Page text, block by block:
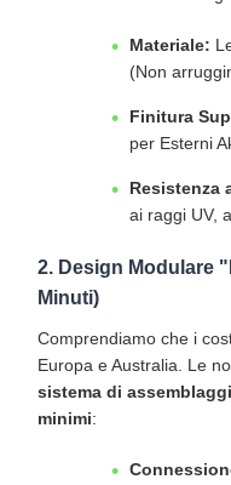
Materiale:
(Non
Finitura
per Esterni
Resistenza
ai raggi UV,
2. Design Modulare
Minuti)
Comprendiamo che i
Europa e Australia. Le
sistema di
minimi: